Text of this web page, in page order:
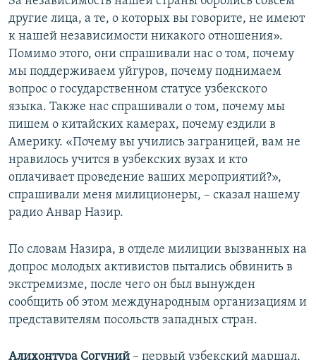
другие лица, а те, о которых вы говорите, не имеют
к нашей независимости никакого отношения».
Помимо этого, они спрашивали нас о том, почему
мы поддерживаем уйгуров, почему поднимаем
вопрос о государственном статусе узбекского
языка. Также нас спрашивали о том, почему мы
пишем о китайских камерах, почему ездили в
Америку. «Почему вы учились заграницей, вам не
нравилось учится в узбекских вузах и кто
оплачивает проведение ваших мероприятий?»,
спрашивали меня милиционеры, – сказал нашему
радио Анвар Назир.
​По словам Назира, в отделе милиции вызванных на
допрос молодых активистов пытались обвинить в
экстремизме, после чего он был вынужден
сообщить об этом международным организациям и
представителям посольств западных стран.
Алихонтура Согуний – первый узбекский маршал,